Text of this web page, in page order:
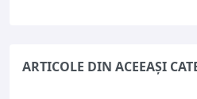
ARTICOLE DIN